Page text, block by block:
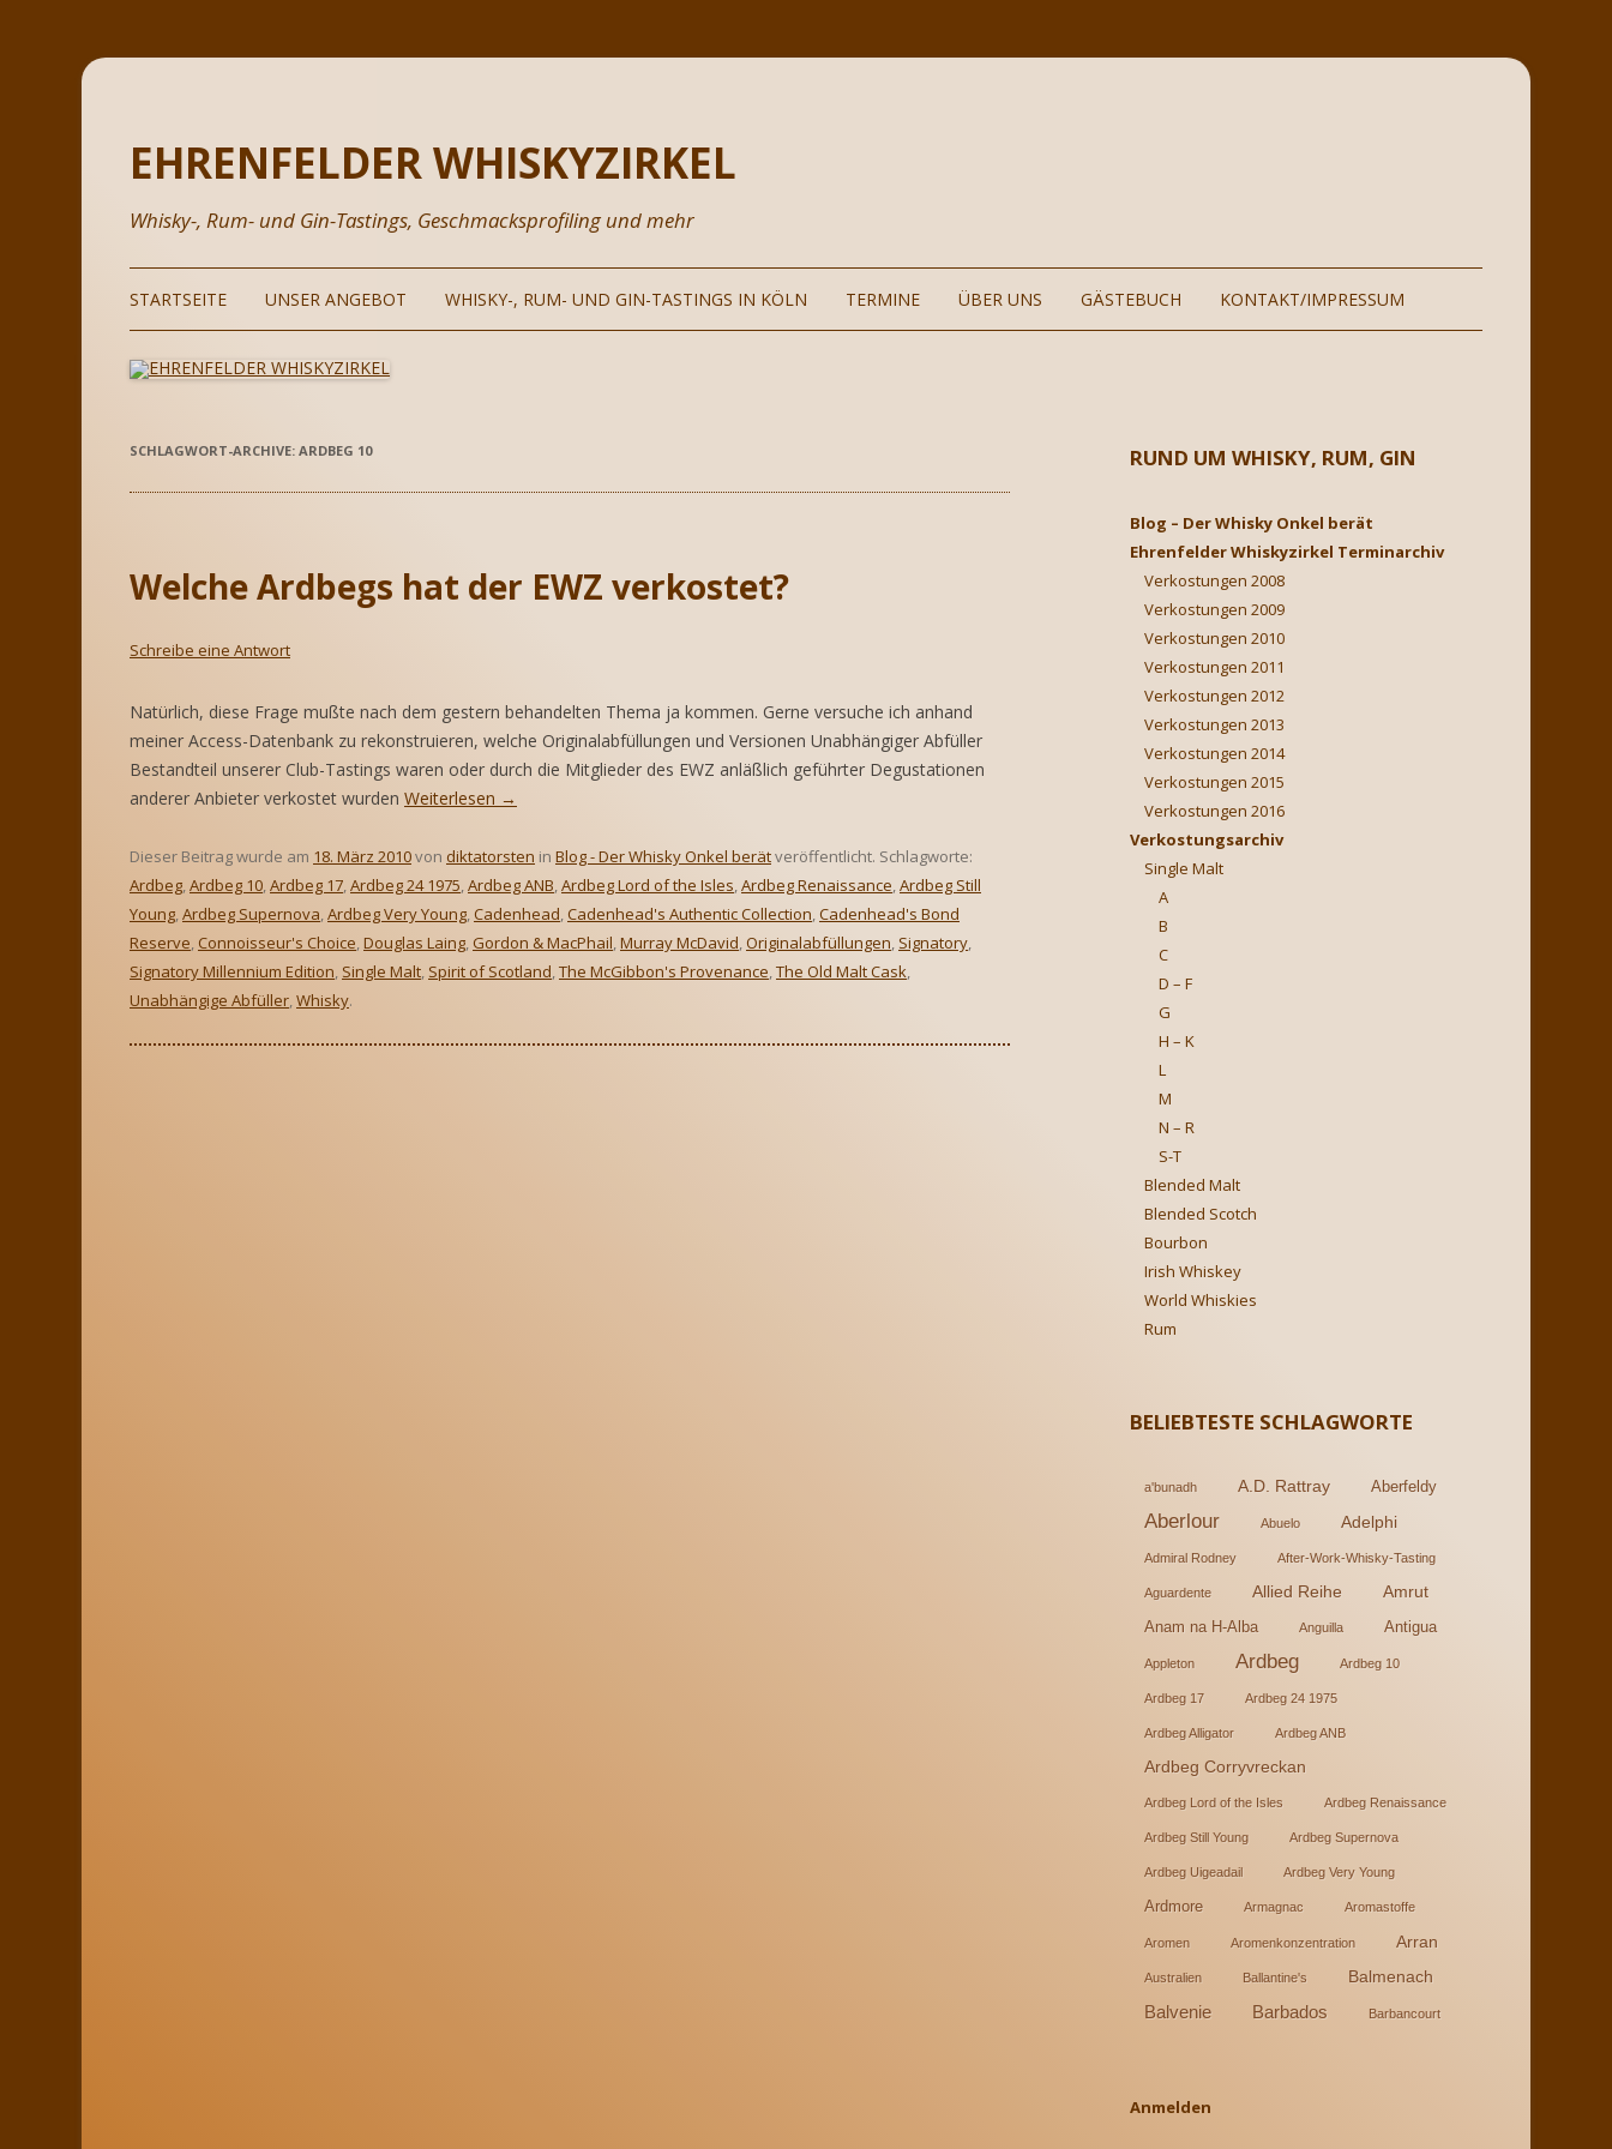
EHRENFELDER WHISKYZIRKEL
Whisky-, Rum- und Gin-Tastings, Geschmacksprofiling und mehr
Zum
Inhalt
springen
STARTSEITE UNSER ANGEBOT
BERUFLICHE WEITERBILDUNG
CLUBMITGLIEDSCHAFT REGULARIEN
EINE SAMMLUNG AUFBAUEN
WHISKY-, RUM- UND GIN-TASTINGS IN KÖLN TERMINE ÜBER UNS GÄSTEBUCH KONTAKT/IMPRESSUM
SCHLAGWORT-ARCHIVE: ARDBEG 10
Welche Ardbegs hat der EWZ verkostet?
Schreibe eine Antwort
Natürlich, diese Frage mußte nach dem gestern behandelten Thema ja kommen. Gerne versuche ich anhand
meiner Access-Datenbank zu rekonstruieren, welche Originalabfüllungen und Versionen Unabhängiger Abfüller
Bestandteil unserer Club-Tastings waren oder durch die Mitglieder des EWZ anläßlich geführter Degustationen
anderer Anbieter verkostet wurden Weiterlesen →
Dieser Beitrag wurde am 18. März 2010von diktatorsten in Blog - Der Whisky Onkel berätveröffentlicht. Schlagworte:
Ardbeg,Ardbeg 10,Ardbeg 17,Ardbeg 24 1975,Ardbeg ANB,Ardbeg Lord of the Isles,Ardbeg Renaissance,Ardbeg Still
Young,Ardbeg Supernova,Ardbeg Very Young, Cadenhead,Cadenhead's Authentic Collection,Cadenhead's Bond
Reserve, Connoisseur's Choice,Douglas Laing, Gordon & MacPhail,Murray McDavid, Originalabfüllungen, Signatory,
Signatory Millennium Edition, Single Malt, Spirit of Scotland,The McGibbon's Provenance,The Old Malt Cask,
Unabhängige Abfüller,Whisky.
RUND UM WHISKY, RUM, GIN
Blog – Der Whisky Onkel berät
Ehrenfelder Whiskyzirkel Terminarchiv
Verkostungen 2008
Verkostungen 2009
Verkostungen 2010
Verkostungen 2011
Verkostungen 2012
Verkostungen 2013
Verkostungen 2014
Verkostungen 2015
Verkostungen 2016
Verkostungsarchiv
Single Malt
A
B
C
D – F
G
H – K
L
M
N – R
S-T
Blended Malt
Blended Scotch
Bourbon
Irish Whiskey
World Whiskies
Rum
BELIEBTESTE SCHLAGWORTE
a'bunadh A.D. Rattray Aberfeldy
Aberlour Abuelo Adelphi
Admiral Rodney After-Work-Whisky-Tasting
Aguardente Allied Reihe Amrut
Anam na H-Alba Anguilla Antigua
Appleton Ardbeg Ardbeg 10
Ardbeg 17 Ardbeg 24 1975
Ardbeg Alligator Ardbeg ANB
Ardbeg Corryvreckan
Ardbeg Lord of the Isles Ardbeg Renaissance
Ardbeg Still Young Ardbeg Supernova
Ardbeg Uigeadail Ardbeg Very Young
Ardmore Armagnac Aromastoffe
Aromen Aromenkonzentration Arran
Australien Ballantine's Balmenach
Balvenie Barbados Barbancourt
Anmelden